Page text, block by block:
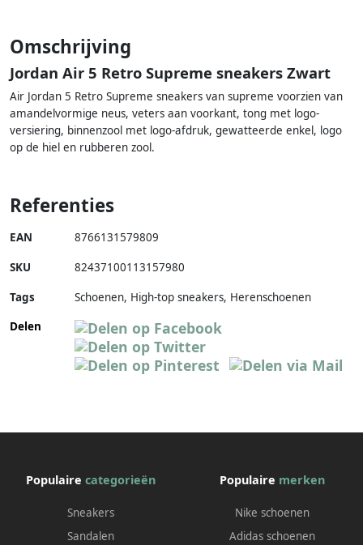
Omschrijving
Jordan Air 5 Retro Supreme sneakers Zwart
Air Jordan 5 Retro Supreme sneakers van supreme voorzien van
amandelvormige neus, veters aan voorkant, tong met logo-
versiering, binnenzool met logo-afdruk, gewatteerde enkel, logo
op de hiel en rubberen zool.
Referenties
EAN 8766131579809
SKU 82437100113157980
Tags
Schoenen, High-top sneakers, Herenschoenen
Delen
Populaire categorieën
Sneakers
Sandalen
Populaire merken
Nike schoenen
Adidas schoenen